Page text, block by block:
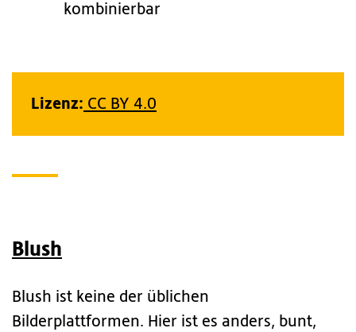
kombinierbar
Lizenz: CC BY 4.0
Blush
Blush ist keine der üblichen
Bilderplattformen. Hier ist es anders, bunt,